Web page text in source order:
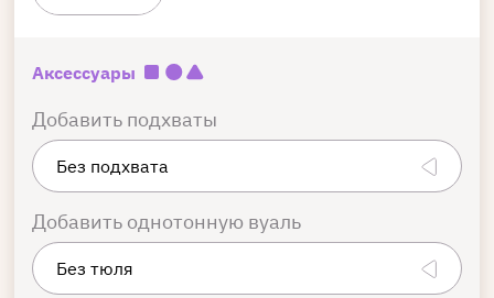
Аксессуары
Добавить подхваты
Добавить однотонную вуаль